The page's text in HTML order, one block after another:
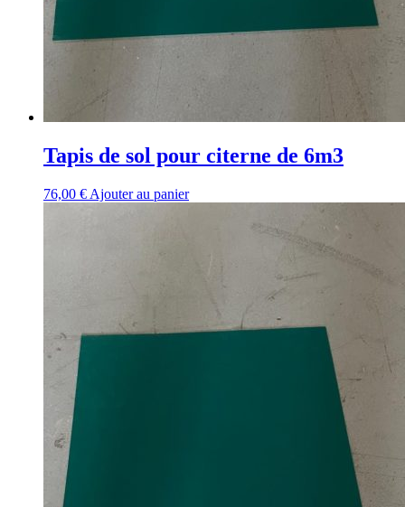
Tapis de sol pour citerne de 6m3
76,00 € Ajouter au panier